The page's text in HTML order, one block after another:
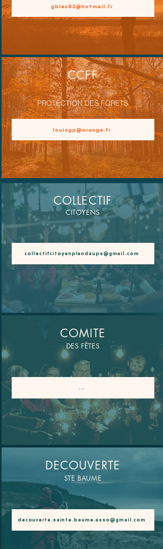
gbleu83@hotmail.fr
CCFF
.
PROTECTION DES FÔRETS
louisgp@orange.fr
COLLECTIF
CITOYENS
.
collectifcitoyenplandaups@gmail.com
COMITE
DES FÊTES
.
...
DECOUVERTE
STE BAUME
.
decouverte.sainte.baume.asso@gmail.com